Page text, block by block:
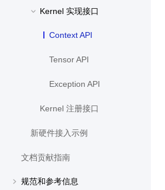
Kernel 实现接口
Context API
Tensor API
Exception API
Kernel 注册接口
新硬件接入示例
文档贡献指南
规范和参考信息